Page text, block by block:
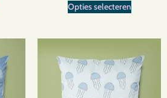
Opties selecteren